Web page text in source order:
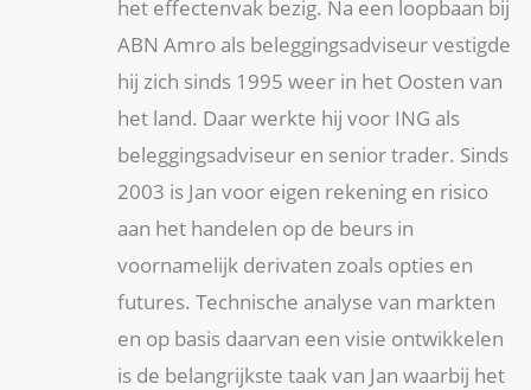
het effectenvak bezig. Na een loopbaan bij
ABN Amro als beleggingsadviseur vestigde
hij zich sinds 1995 weer in het Oosten van
het land. Daar werkte hij voor ING als
beleggingsadviseur en senior trader. Sinds
2003 is Jan voor eigen rekening en risico
aan het handelen op de beurs in
voornamelijk derivaten zoals opties en
futures. Technische analyse van markten
en op basis daarvan een visie ontwikkelen
is de belangrijkste taak van Jan waarbij het